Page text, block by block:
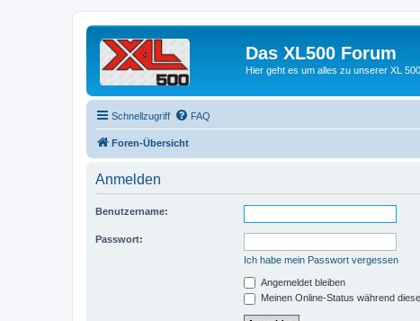
Das XL500 Forum
Hier geht es um alles zu unserer XL
Schnellzugriff FAQ
Foren-Übersicht
Anmelden
Benutzername:
Passwort:
Ich habe mein Passwort vergessen
Angemeldet bleiben
Meinen Online-Status während